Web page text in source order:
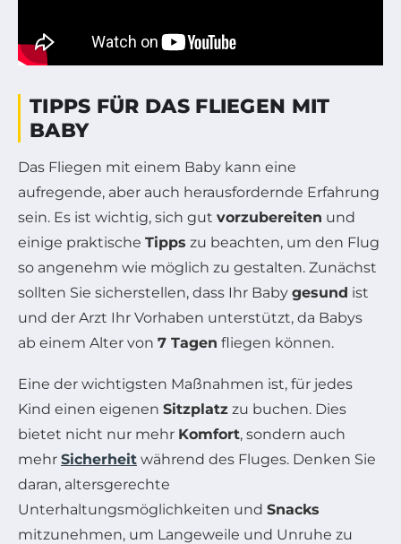
TIPPS FÜR DAS FLIEGEN MIT
BABY
Das Fliegen mit einem Baby kann eine
aufregende, aber auch herausfordernde Erfahrung
sein. Es ist wichtig, sich gut vorzubereiten und
einige praktische Tipps zu beachten, um den Flug
so angenehm wie möglich zu gestalten. Zunächst
sollten Sie sicherstellen, dass Ihr Baby gesund ist
und der Arzt Ihr Vorhaben unterstützt, da Babys
ab einem Alter von 7 Tagen fliegen können.
Eine der wichtigsten Maßnahmen ist, für jedes
Kind einen eigenen Sitzplatz zu buchen. Dies
bietet nicht nur mehr Komfort, sondern auch
mehr Sicherheit während des Fluges. Denken Sie
daran, altersgerechte
Unterhaltungsmöglichkeiten und Snacks
mitzunehmen, um Langeweile und Unruhe zu